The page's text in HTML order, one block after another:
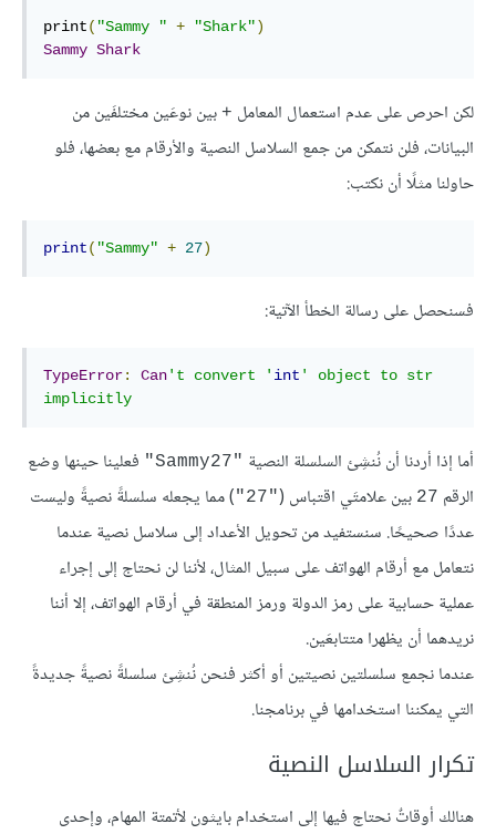
print( "Sammy " + "Shark")
Sammy Shark
لكن احرص على عدم استعمال المعامل + بين نوعَين مختلفَين من
البيانات، فلن نتمكن من جمع السلاسل النصية والأرقام مع بعضها، فلو
حاولنا مثلًا أن نكتب:
print( "Sammy" + 27)
فسنحصل على رسالة الخطأ الآتية:
TypeError: Can't convert ' int ' object to str
implicitly
أما إذا أردنا أن نُنشِئ السلسلة النصية "Sammy27"
فعلينا حينها وضع
الرقم 27 بين علامتَي اقتباس ("27"
) مما يجعله سلسلةً نصيةً وليست
عددًا صحيحًا. سنستفيد من تحويل الأعداد إلى سلاسل نصية عندما
نتعامل مع أرقام الهواتف على سبيل المثال، لأننا لن نحتاج إلى إجراء
عملية حسابية على رمز الدولة ورمز المنطقة في أرقام الهواتف، إلا أننا
نريدهما أن يظهرا متتابعَين.
عندما نجمع سلسلتين نصيتين أو أكثر فنحن نُنشِئ سلسلةً نصيةً جديدةً
التي يمكننا استخدامها في برنامجنا.
تكرار السلاسل النصية
هنالك أوقاتٌ نحتاج فيها إلى استخدام بايثون لأتمتة المهام، وإحدى